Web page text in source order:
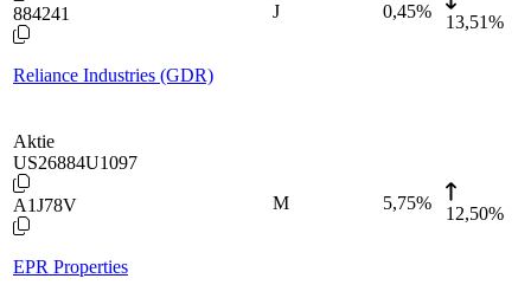
884241
Reliance Industries (GDR)
J 0,45%
13,51%
Aktie
US26884U1097
A1J78V
EPR Properties
M 5,75%
12,50%